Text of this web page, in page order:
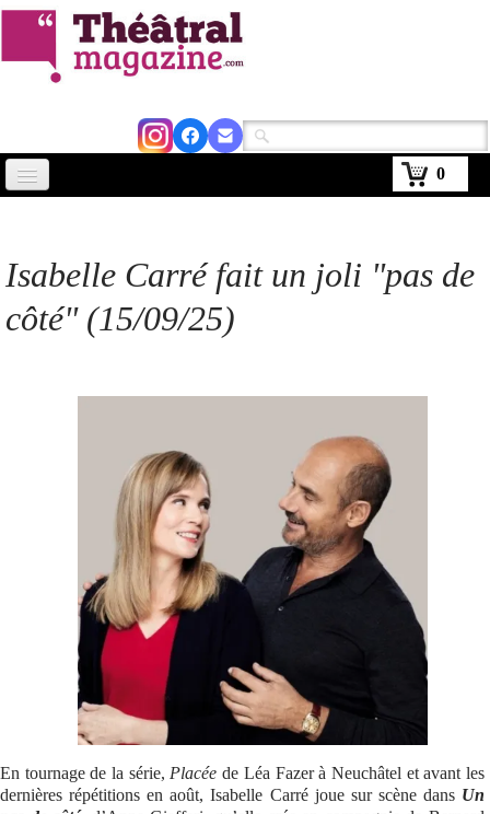
0
▼
Isabelle Carré fait un joli "pas de
côté" (15/09/25)
En tournage de la série, Placée de Léa Fazer à Neuchâtel et avant les
dernières répétitions en août, Isabelle Carré joue sur scène dans Un